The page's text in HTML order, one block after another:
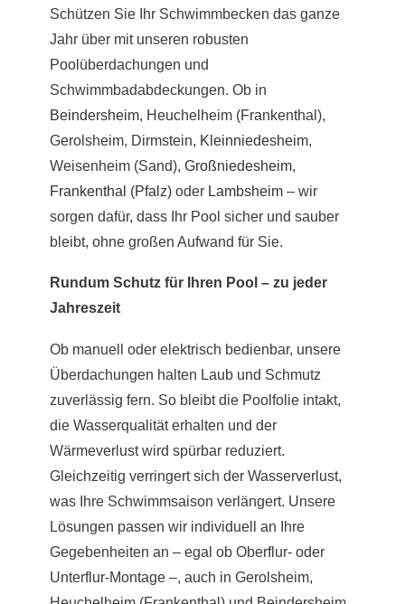
Schützen Sie Ihr Schwimmbecken das ganze
Jahr über mit unseren robusten
Poolüberdachungen und
Schwimmbadabdeckungen. Ob in
Beindersheim, Heuchelheim (Frankenthal),
Gerolsheim, Dirmstein, Kleinniedesheim,
Weisenheim (Sand), Großniedesheim,
Frankenthal (Pfalz) oder Lambsheim – wir
sorgen dafür, dass Ihr Pool sicher und sauber
bleibt, ohne großen Aufwand für Sie.
Rundum Schutz für Ihren Pool – zu jeder
Jahreszeit
Ob manuell oder elektrisch bedienbar, unsere
Überdachungen halten Laub und Schmutz
zuverlässig fern. So bleibt die Poolfolie intakt,
die Wasserqualität erhalten und der
Wärmeverlust wird spürbar reduziert.
Gleichzeitig verringert sich der Wasserverlust,
was Ihre Schwimmsaison verlängert. Unsere
Lösungen passen wir individuell an Ihre
Gegebenheiten an – egal ob Oberflur- oder
Unterflur-Montage –, auch in Gerolsheim,